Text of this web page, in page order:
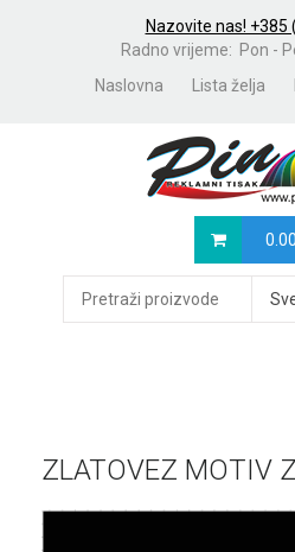
Nazovite nas! +385
Radno vrijeme: Pon -
Naslovna
Lista želja
0.00
ZLATOVEZ MOTIV